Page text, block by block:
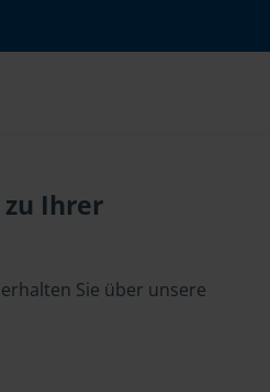
zu Ihrer
Sie über unsere